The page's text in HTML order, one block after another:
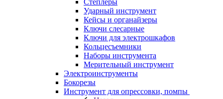
Степлеры
Ударный инструмент
Кейсы и органайзеры
Ключи слесарные
Ключи для электрошкафов
Кольцесъемники
Наборы инструмента
Мерительный инструмент
Электроинструменты
Бокорезы
Инструмент для опрессовки, помпы